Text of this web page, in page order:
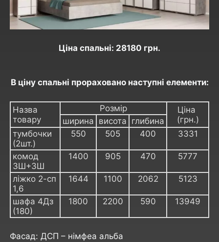
Ціна спальні: 28180 грн.
В ціну спальні прораховано наступні елементи:
Назва
товару
Розмір
Ціна
(грн.)
ширина висота глибина
тумбочки
(2шт.)
550 505 400 3331
комод
3Ш+3Ш
1400 905 470 5777
ліжко 2-сп
1,6
1644 1100 2062 5123
шафа 4Дз
(180)
1800 2200 590 13949
Фасад: ДСП – німфеа альба